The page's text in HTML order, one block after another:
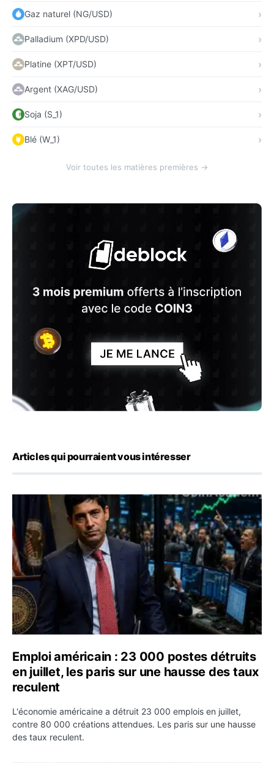
Gaz naturel (NG/USD)
Palladium (XPD/USD)
Platine (XPT/USD)
Argent (XAG/USD)
Soja (S_1)
Blé (W_1)
Voir toutes les matières premières →
Articles qui pourraient vous intéresser
Emploi américain : 23 000 postes détruits en juillet, les
Emploi américain : 23 000 postes détruits
en juillet, les paris sur une hausse des taux
reculent
L'économie américaine a détruit 23 000 emplois en juillet,
contre 80 000 créations attendues. Les paris sur une hausse
des taux reculent.